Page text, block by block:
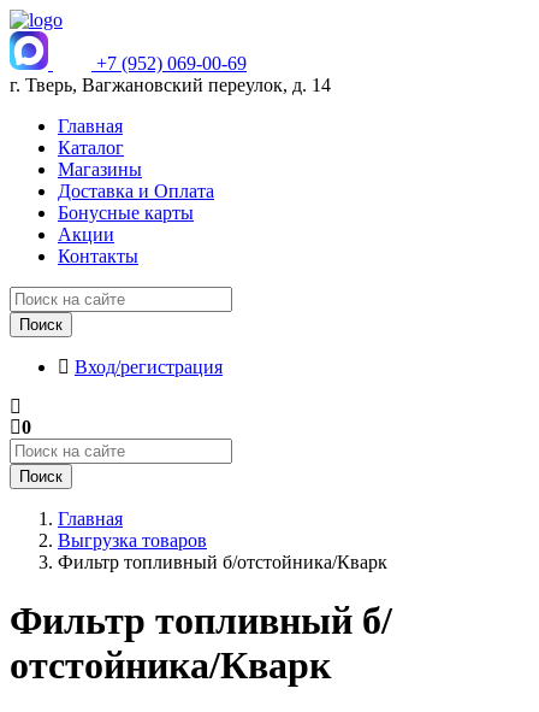
+7 (952) 069-00-69
г. Тверь, Вагжановский переулок, д. 14
Главная
Каталог
Магазины
Доставка и Оплата
Бонусные карты
Акции
Контакты
Поиск
Вход/регистрация
0
Поиск
Главная
Выгрузка товаров
Фильтр топливный б/отстойника/Кварк
Фильтр топливный б/
отстойника/Кварк